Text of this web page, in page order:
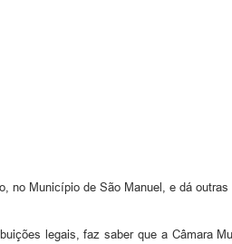
no Município de São Manuel, e dá outras
legais, faz saber que a Câmara